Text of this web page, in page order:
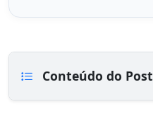
Conteúdo do Post